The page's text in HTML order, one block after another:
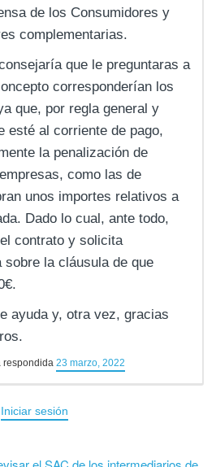
de los Consumidores y
complementarias.
que le preguntaras a
corresponderían los
que, por regla general y
esté al corriente de pago,
la penalización de
como las de
unos importes relativos a
Dado lo cual, ante todo,
contrato y solicita
sobre la cláusula de que
ayuda y, otra vez, gracias
respondida 23 marzo, 2022
Iniciar sesión